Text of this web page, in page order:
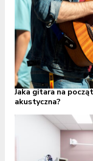
Jaka gitara na
akustyczna?